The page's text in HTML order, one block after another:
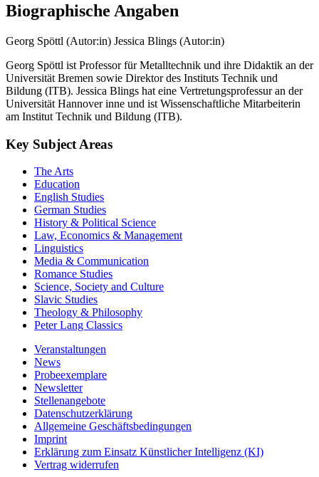
Biographische Angaben
Georg Spöttl (Autor:in) Jessica Blings (Autor:in)
Georg Spöttl ist Professor für Metalltechnik und ihre Didaktik an der
Universität Bremen sowie Direktor des Instituts Technik und
Bildung (ITB). Jessica Blings hat eine Vertretungsprofessur an der
Universität Hannover inne und ist Wissenschaftliche Mitarbeiterin
am Institut Technik und Bildung (ITB).
Key Subject Areas
The Arts
Education
English Studies
German Studies
History & Political Science
Law, Economics & Management
Linguistics
Media & Communication
Romance Studies
Science, Society and Culture
Slavic Studies
Theology & Philosophy
Peter Lang Classics
Veranstaltungen
News
Probeexemplare
Newsletter
Stellenangebote
Datenschutzerklärung
Allgemeine Geschäftsbedingungen
Imprint
Erklärung zum Einsatz Künstlicher Intelligenz (KI)
Vertrag widerrufen